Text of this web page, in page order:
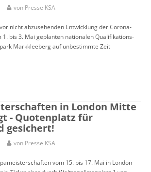
von Presse KSA
nicht abzusehenden Entwicklung der Corona-
1. bis 3. Mai geplanten nationalen Qualifikations-
Markkleeberg auf unbestimmte Zeit
in London Mitte
- Quotenplatz für
gesichert!
von Presse KSA
vom 15. bis 17. Mai in London